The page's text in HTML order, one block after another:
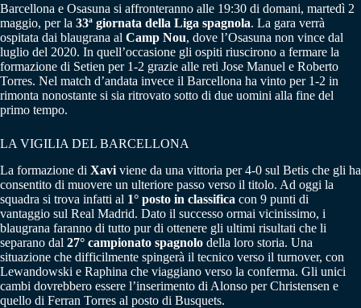
Barcellona e Osasuna si affronteranno alle 19:30 di domani, martedì 2
maggio, per la 33ª giornata della Liga spagnola. La gara verrà
ospitata dai blaugrana al Camp Nou, dove l’Osasuna non vince dal
luglio del 2020. In quell’occasione gli ospiti riuscirono a fermare la
formazione di Setien per 1-2 grazie alle reti Jose Manuel e Roberto
Torres. Nel match d’andata invece il Barcellona ha vinto per 1-2 in
rimonta nonostante si sia ritrovato sotto di due uomini alla fine del
primo tempo.
LA VIGILIA DEL BARCELLONA
La formazione di Xavi viene da una vittoria per 4-0 sul Betis che gli ha
consentito di muovere un ulteriore passo verso il titolo. Ad oggi la
squadra si trova infatti al 1° posto in classifica con 9 punti di
vantaggio sul Real Madrid. Dato il successo ormai vicinissimo, i
blaugrana faranno di tutto pur di ottenere gli ultimi risultati che li
separano dal 27° campionato spagnolo della loro storia. Una
situazione che difficilmente spingerà il tecnico verso il turnover, con
Lewandowski e Raphina che viaggiano verso la conferma. Gli unici
cambi dovrebbero essere l’inserimento di Alonso per Christensen e
quello di Ferran Torres al posto di Busquets.